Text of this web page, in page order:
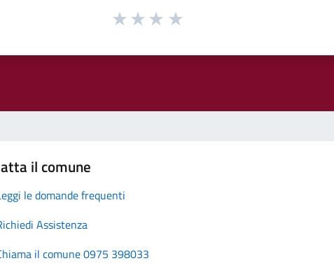
il comune
le domande frequenti
Assistenza
il comune 0975 398033